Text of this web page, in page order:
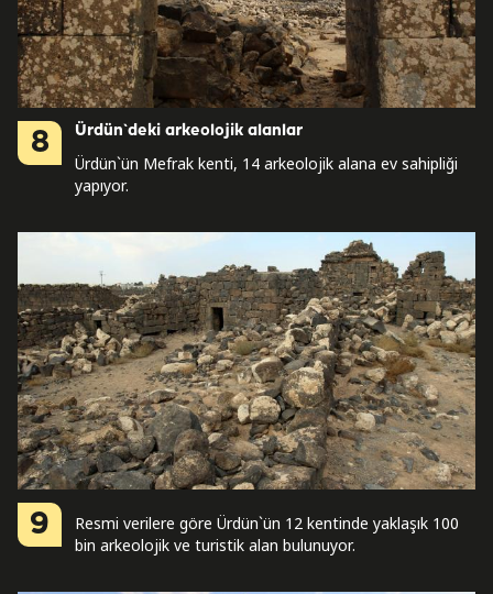
8 Ürdün`deki arkeolojik alanlar
Ürdün`ün Mefrak kenti, 14 arkeolojik alana ev sahipliği
yapıyor.
9
Resmi verilere göre Ürdün`ün 12 kentinde yaklaşık 100
bin arkeolojik ve turistik alan bulunuyor.